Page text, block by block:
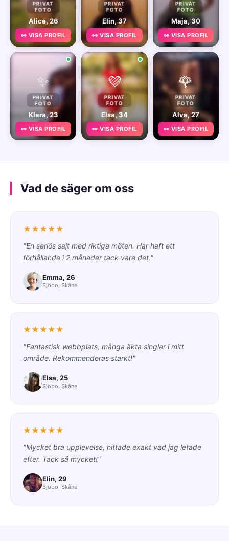
PRIVAT
FOTO
Alice, 26
👀 VISA PROFIL
PRIVAT
FOTO
Elin, 37
👀 VISA PROFIL
PRIVAT
FOTO
Maja, 30
👀 VISA PROFIL
✨
PRIVAT
FOTO
Klara, 23
👀 VISA PROFIL
💜
PRIVAT
FOTO
Elsa, 34
👀 VISA PROFIL
🌹
PRIVAT
FOTO
Alva, 27
👀 VISA PROFIL
Vad de säger om oss
★★★★★
"En seriös sajt med riktiga möten. Har haft ett
förhållande i 2 månader tack vare det."
Emma, 26
Sjöbo, Skåne
★★★★★
"Fantastisk webbplats, många äkta singlar i mitt
område. Rekommenderas starkt!"
Elsa, 25
Sjöbo, Skåne
★★★★★
"Mycket bra upplevelse, hittade exakt vad jag letade
efter. Tack så mycket!"
Elin, 29
Sjöbo, Skåne